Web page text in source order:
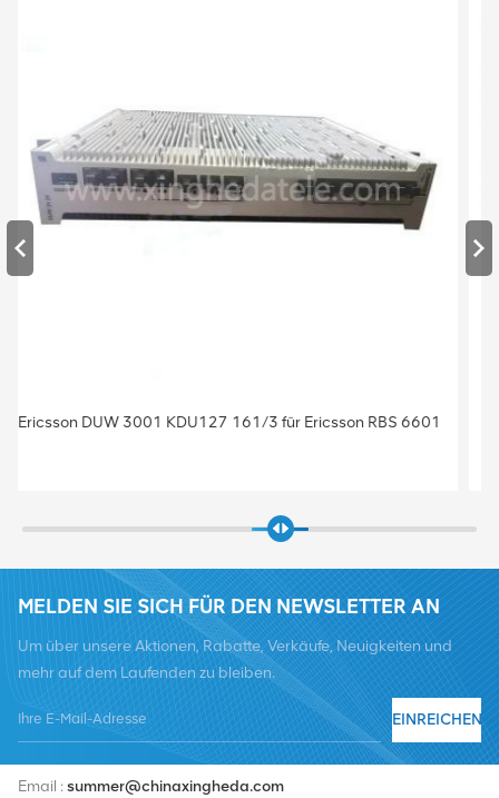
Basisstation BBU Baseband Ericsson Baseband 5212
MELDEN SIE SICH FÜR DEN NEWSLETTER AN
Um über unsere Aktionen, Rabatte, Verkäufe, Neuigkeiten und
mehr auf dem Laufenden zu bleiben.
EINREICHEN
Email :summer@chinaxingheda.com